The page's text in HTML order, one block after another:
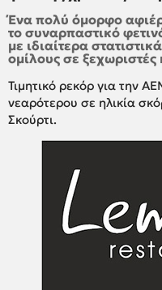
Ένα πολύ όμορφο
το συναρπαστικό
με ιδιαίτερα
ομίλους σε ξεχωριστές
Τιμητικό ρεκόρ για την
νεαρότερου σε ηλικία
Σκούρτι.